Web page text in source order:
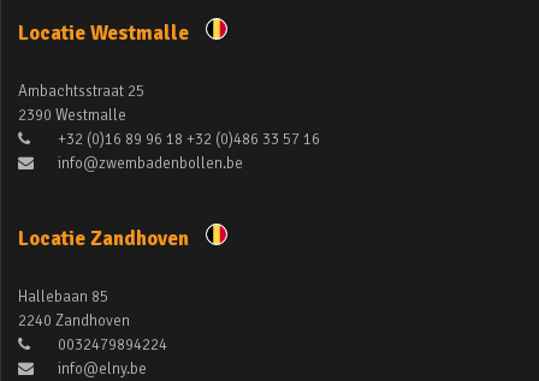
Locatie Westmalle
Ambachtsstraat 25
2390 Westmalle
+32 (0)16 89 96 18 +32 (0)486 33 57 16
info@zwembadenbollen.be
Locatie Zandhoven
Hallebaan 85
2240 Zandhoven
0032479894224
info@elny.be